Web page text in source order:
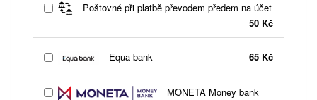
Poštovné při platbě převodem předem na účet
50 Kč
Equa bank 65 Kč
MONETA Money bank